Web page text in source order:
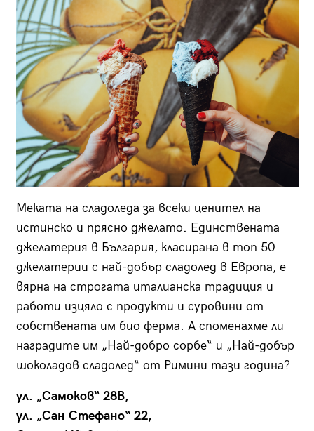
Меката на сладоледа за всеки ценител на
истинско и прясно джелато. Единствената
джелатерия в България, класирана в топ 50
джелатерии с най-добър сладолед в Европа, е
вярна на строгата италианска традиция и
работи изцяло с продукти и суровини от
собствената им био ферма. А споменахме ли
наградите им „Най-добро сорбе“ и „Най-добър
шоколадов сладолед“ от Римини тази година?
ул. „Самоков“ 28B,
ул. „Сан Стефано“ 22,